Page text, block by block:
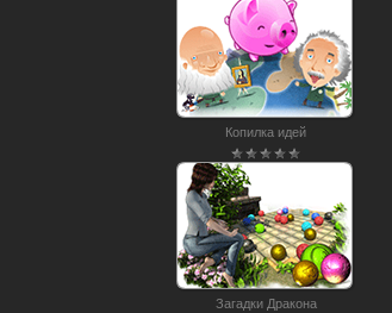
Копилка идей
Загадки Дракона